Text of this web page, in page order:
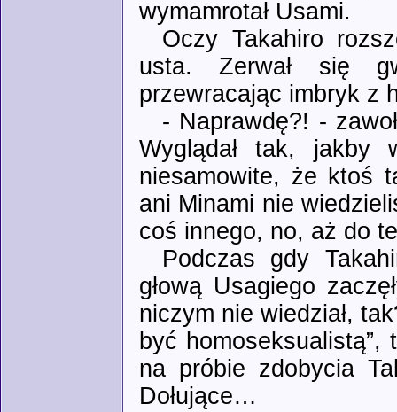
wymamrotał Usami.
Oczy Takahiro
usta. Zerwał się
przewracając imbryk z
- Naprawdę?! -
Wyglądał tak, jakby
niesamowite, że ktoś
ani Minami nie
coś innego, no, aż do
Podczas gdy
głową Usagiego
niczym nie wiedział,
być
na próbie zdobycia
Dołujące…